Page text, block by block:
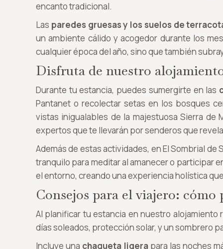
encanto tradicional.
Las paredes gruesas y los suelos de
un ambiente cálido y acogedor durante los
cualquier época del año, sino que también
Disfruta de nuestro
Durante tu estancia, puedes sumergirte en las
Pantanet o recolectar setas en los bosques
vistas inigualables de la majestuosa Sierra de
expertos que te llevarán por senderos que
Además de estas actividades, en El Sombrial
tranquilo para meditar al amanecer o participar
el entorno, creando una experiencia holística
Consejos para el viajero:
Al planificar tu estancia en nuestro alojamiento
días soleados, protección solar, y un sombrero
Incluye una chaqueta ligerapara las noches